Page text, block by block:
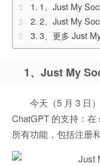
1、Just My
2、Just My
3、更多 Just
1、Just My
今天（5 月 3 日
ChatGPT 的支持：
所有功能，包括注册